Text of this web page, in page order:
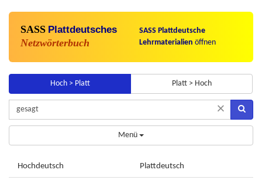
SASS Plattdeutsches
Netzwörterbuch
SASS Plattdeutsche
Lehrmaterialien öffnen
Hoch > Platt Platt > Hoch
×
Menü
Hochdeutsch Plattdeutsch